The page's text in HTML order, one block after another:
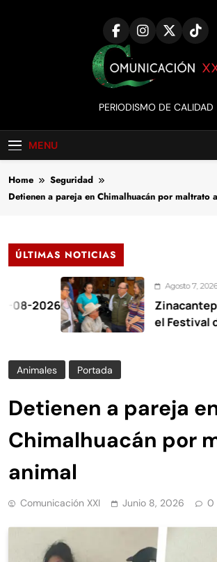
PERIODISMO DE CALIDAD
MENU
Home
Seguridad
Detienen a pareja en Chimalhuacán por maltrato
ÚLTIMAS NOTICIAS
Agosto 7, 2026
Zinacantepec
el Festival del
Animales Portada
Detienen a pareja
Chimalhuacán por
animal
Comunicación XXI Junio 8, 2026 0